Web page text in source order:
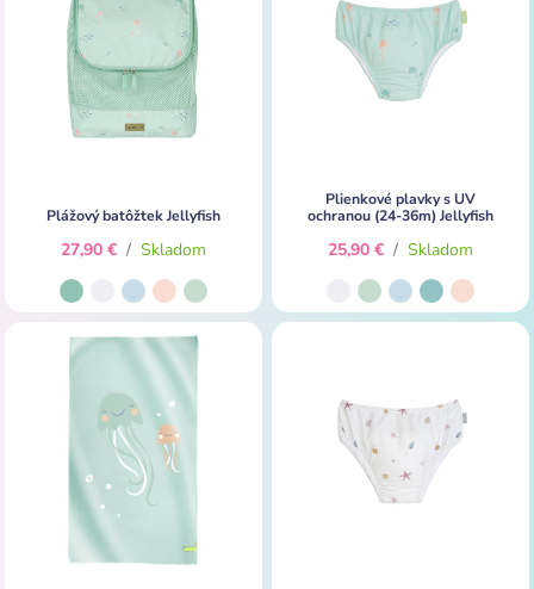
Plážový batôžtek Jellyfish
27,90 € / Skladom
Plienkové plavky s UV
ochranou (24-36m) Jellyfish
25,90 € / Skladom